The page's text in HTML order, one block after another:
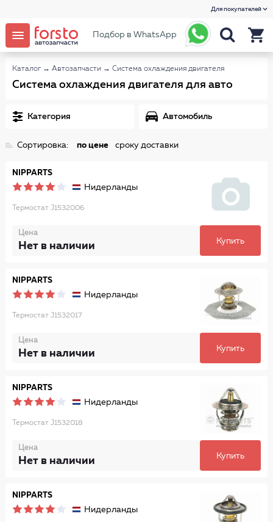
Для покупателей
Подбор в WhatsApp
Каталог → Автозапчасти → Система охлаждения двигателя
Система охлаждения двигателя для авто
Категория Автомобиль
Сортировка: по цене сроку доставки
NIPPARTS
Нидерланды
Термостат J1532006
Цена
Нет в наличии Купить
NIPPARTS
Нидерланды
Термостат J1532017
Цена
Нет в наличии Купить
NIPPARTS
Нидерланды
Термостат J1532018
Цена
Нет в наличии Купить
NIPPARTS
Нидерланды